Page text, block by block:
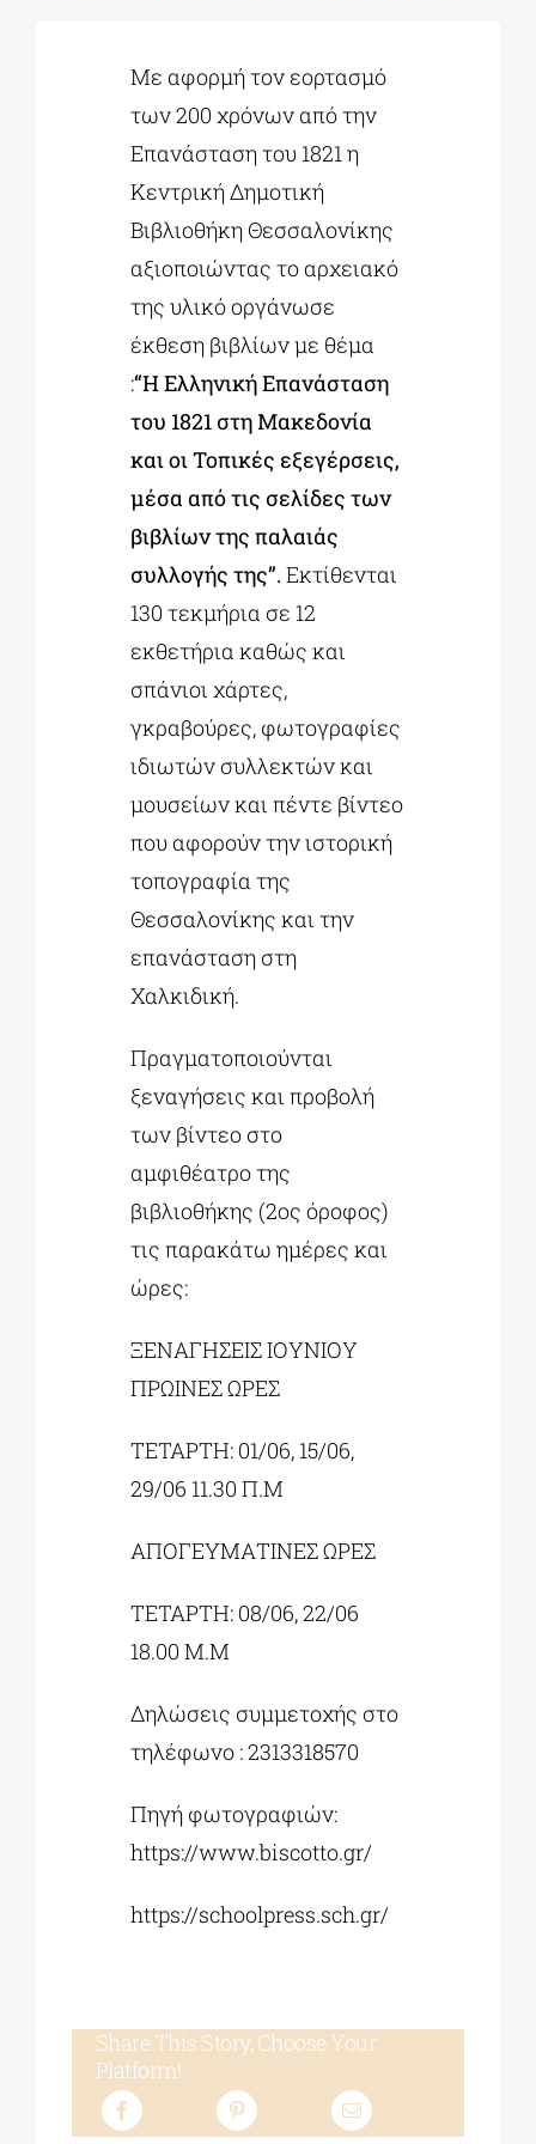
ΕΚΠΑΙΔΕΥΤΙΚΑ ΙΔΡΥΜΑΤΑ
ΠΟΛΙΤΙΣΤΙΚΟΙ ΦΟΡΕΙΣ
Με αφορμή τον εορτασμό
των 200 χρόνων από την
Επανάσταση του 1821 η
Κεντρική Δημοτική
Βιβλιοθήκη Θεσσαλονίκης
αξιοποιώντας το αρχειακό
της υλικό οργάνωσε
έκθεση βιβλίων με θέμα
:“Η Ελληνική Επανάσταση
του 1821 στη Μακεδονία
και οι Τοπικές εξεγέρσεις,
μέσα από τις σελίδες των
βιβλίων της παλαιάς
συλλογής της”. Εκτίθενται
130 τεκμήρια σε 12
εκθετήρια καθώς και
σπάνιοι χάρτες,
γκραβούρες, φωτογραφίες
ιδιωτών συλλεκτών και
μουσείων και πέντε βίντεο
που αφορούν την ιστορική
τοπογραφία της
Θεσσαλονίκης και την
επανάσταση στη
Χαλκιδική.
Πραγματοποιούνται
ξεναγήσεις και προβολή
των βίντεο στο
αμφιθέατρο της
βιβλιοθήκης (2ος όροφος)
τις παρακάτω ημέρες και
ώρες:
ΞΕΝΑΓΗΣΕΙΣ ΙΟΥΝΙΟΥ
ΠΡΩΙΝΕΣ ΩΡΕΣ
ΤΕΤΑΡΤΗ: 01/06, 15/06,
29/06 11.30 Π.Μ
ΑΠΟΓΕΥΜΑΤΙΝΕΣ ΩΡΕΣ
ΤΕΤΑΡΤΗ: 08/06, 22/06
18.00 M.M
Δηλώσεις συμμετοχής στο
τηλέφωνο : 2313318570
Πηγή φωτογραφιών:
https://www.biscotto.gr/
https://schoolpress.sch.gr/
Share This Story, Choose Your
Platform!